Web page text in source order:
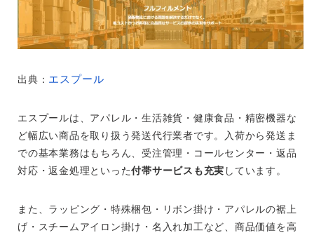
出典： エスプール
エスプールは、アパレル・生活雑貨・健康食品・精密機器な
ど幅広い商品を取り扱う発送代行業者です。入荷から発送ま
での基本業務はもちろん、受注管理・コールセンター・返品
対応・返金処理といった付帯サービスも充実 しています。
また、ラッピング・特殊梱包・リボン掛け・アパレルの裾上
げ・スチームアイロン掛け・名入れ加工など、商品価値を高